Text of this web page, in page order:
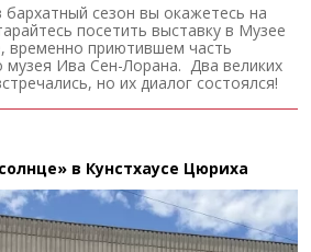
сезон вы окажетесь на
посетить выставку в Музее
временно приютившем часть
музея Ива Сен-Лорана. Два великих
но их диалог состоялся!
в Кунстхаусе Цюриха